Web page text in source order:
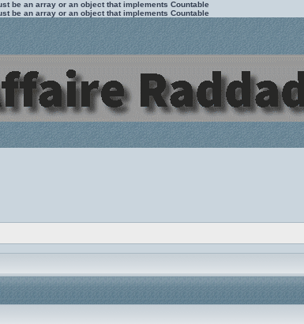
be an array or an object that implements Countable
be an array or an object that implements Countable